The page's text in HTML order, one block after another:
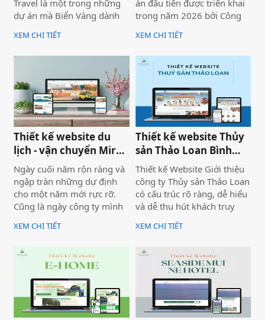
Travel là một trong những
dự án mà Biển Vàng dành
rất nhiều tâm huyết để triển
khai trọn vẹn cả về giao
diện, trải nghiệm người
dùng và hiệu quả vận hành
XEM CHI TIẾT
án đầu tiên được triển khai
trong năm 2026 bởi Công
ty Thiết kế Website Biển
Vàng, mang ý nghĩa mở đầu
cho một năm phát triển mới
với định hướng chuyên
nghiệp, bài bản và bền
vững.
XEM CHI TIẾT
Thiết kế website du
lịch - vận chuyển Mira
tour Mũi Né
Ngày cuối năm rộn ràng và
ngập tràn những dự định
cho một năm mới rực rỡ.
Cũng là ngày công ty mình
bàn giao dự án thiết kế
website Mira Tour Mũi Né –
một website chuyên về tour
du lịch và thuê xe
XEM CHI TIẾT
Thiết kế website Thủy
sản Thảo Loan Bình
Thuận, Lâm Đồng
Thiết kế Website Giới thiệu
công ty Thủy sản Thảo Loan
có cấu trúc rõ ràng, dễ hiểu
và dễ thu hút khách truy
cập vào website giúp truyền
tải thông tin hiệu quả. Với
màu xanh dương và đỏ làm
nổi bật lên những nội dung
chính của website.
XEM CHI TIẾT